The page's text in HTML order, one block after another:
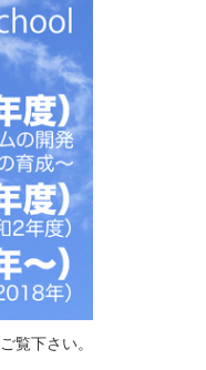
覧下さい。